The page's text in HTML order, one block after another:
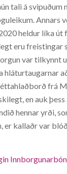
tali á
Annars
heldur líka út
eru freistingar
var tilkynnt
hláturtaugarnar
frá
en auk
hennar yrði,
kallaðr var